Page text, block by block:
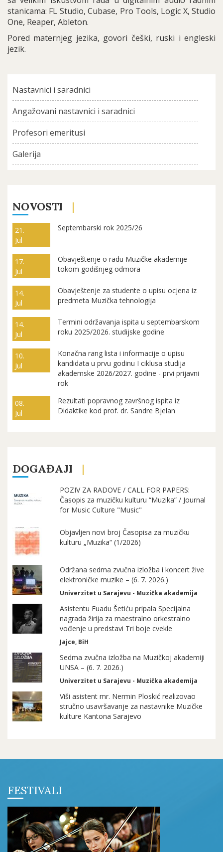
stanicama: FL Studio, Cubase, Pro Tools, Logic X, Studio
One, Reaper, Ableton.
Pored maternjeg jezika, govori češki, ruski i engleski
jezik.
Nastavnici i saradnici
Angažovani nastavnici i saradnici
Profesori emeritusi
Galerija
NOVOSTI
21.
Jul
Septembarski rok 2025/26
17.
Jul
Obavještenje o radu Muzičke akademije
tokom godišnjeg odmora
14.
Jul
Obavještenje za studente o upisu ocjena iz
predmeta Muzička tehnologija
14.
Jul
Termini održavanja ispita u septembarskom
roku 2025/2026. studijske godine
10.
Jul
Konačna rang lista i informacije o upisu
kandidata u prvu godinu I ciklusa studija
akademske 2026/2027. godine - prvi prijavni
rok
08.
Jul
Rezultati popravnog završnog ispita iz
Didaktike kod prof. dr. Sandre Bjelan
DOGAĐAJI
POZIV ZA RADOVE / CALL FOR PAPERS:
Časopis za muzičku kulturu “Muzika” / Journal
for Music Culture "Music"
Objavljen novi broj Časopisa za muzičku
kulturu „Muzika“ (1/2026)
Održana sedma zvučna izložba i koncert žive
elektroničke muzike – (6. 7. 2026.)
Univerzitet u Sarajevu - Muzička akademija
Asistentu Fuadu Šetiću pripala Specijalna
nagrada žirija za maestralno orkestralno
vođenje u predstavi Tri boje cvekle
Jajce, BiH
Sedma zvučna izložba na Muzičkoj akademiji
UNSA – (6. 7. 2026.)
Univerzitet u Sarajevu - Muzička akademija
Viši asistent mr. Nermin Ploskić realizovao
stručno usavršavanje za nastavnike Muzičke
kulture Kantona Sarajevo
FESTIVALI